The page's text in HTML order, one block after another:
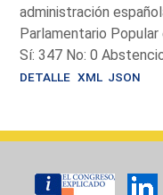
administración
Parlamentario Popular
Sí: 347 No: 0
DETALLE XML JSON